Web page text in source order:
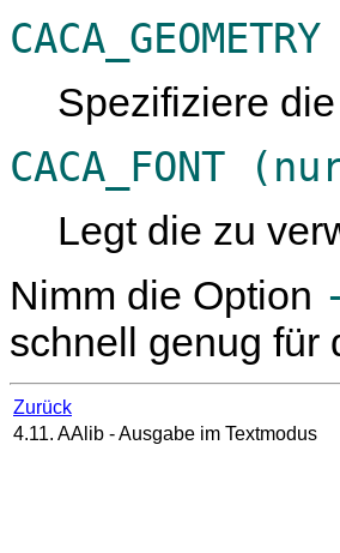
Spezifiziere
CACA_FONT
Legt die zu
Nimm die Option
schnell genug für
Zurück
4.11. AAlib - Ausgabe im Textmodus